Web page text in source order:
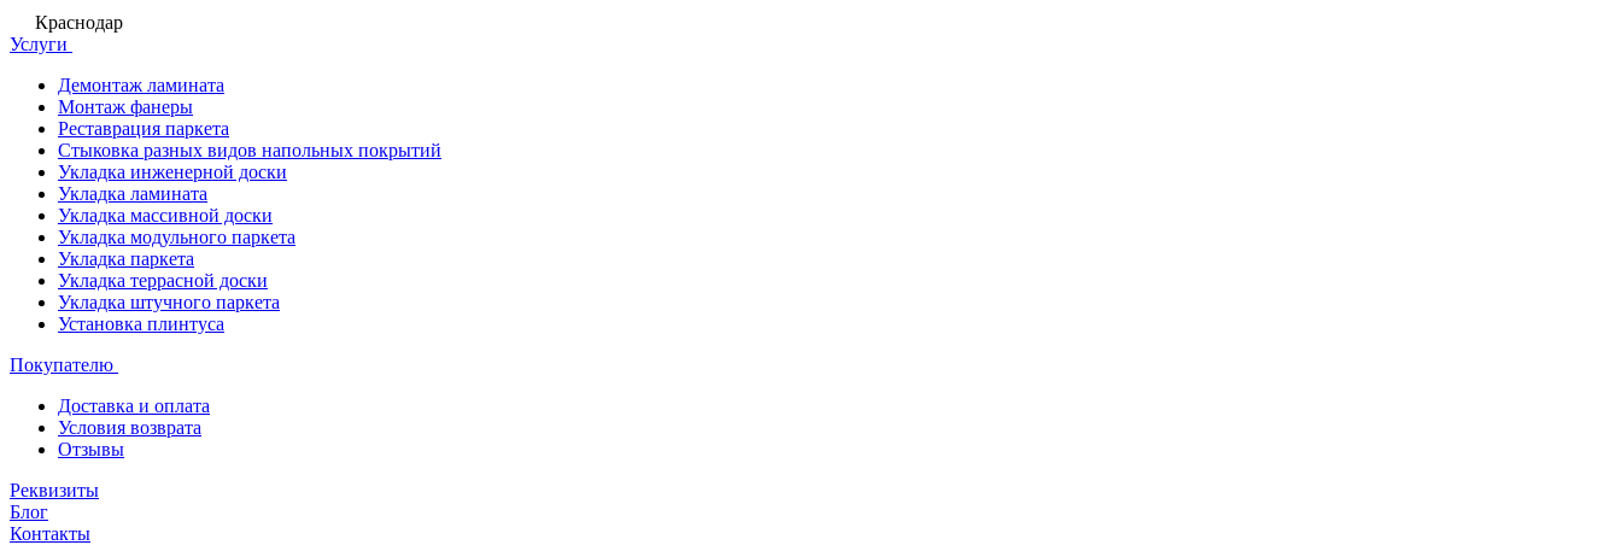
Краснодар
Услуги
Демонтаж ламината
Монтаж фанеры
Реставрация паркета
Стыковка разных видов напольных покрытий
Укладка инженерной доски
Укладка ламината
Укладка массивной доски
Укладка модульного паркета
Укладка паркета
Укладка террасной доски
Укладка штучного паркета
Установка плинтуса
Покупателю
Доставка и оплата
Условия возврата
Отзывы
Реквизиты
Блог
Контакты